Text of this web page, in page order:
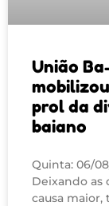
União
prol da
baiano
Quinta: 06/
Deixando as
causa maior,